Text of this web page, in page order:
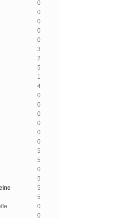
0
0
0
0
0
3
2
5
1
4
0
0
0
0
0
0
5
5
0
5
5
5
0
0